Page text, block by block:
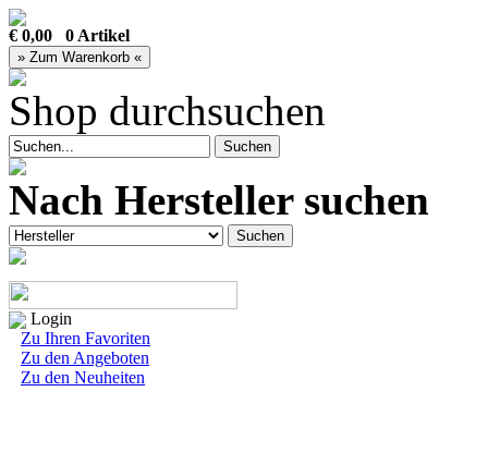
€ 0,00 0 Artikel
Shop durchsuchen
Nach Hersteller suchen
Login
Zu Ihren Favoriten
Zu den Angeboten
Zu den Neuheiten